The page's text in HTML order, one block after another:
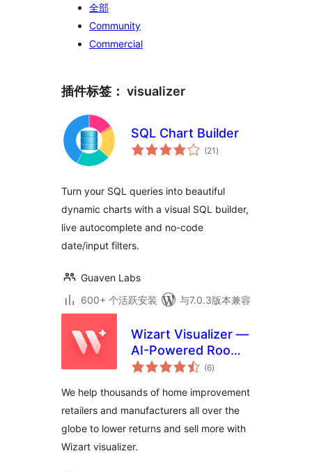
全部
Community
Commercial
插件标签： visualizer
SQL Chart Builder
(21 总
评)
Turn your SQL queries into beautiful
dynamic charts with a visual SQL builder,
live autocomplete and no-code
date/input filters.
Guaven Labs
600+ 个活跃安装
与7.0.3版本兼容
Wizart Visualizer —
AI-Powered Room
Visualization(6总
评)
We help thousands of home improvement
retailers and manufacturers all over the
globe to lower returns and sell more with
Wizart visualizer.